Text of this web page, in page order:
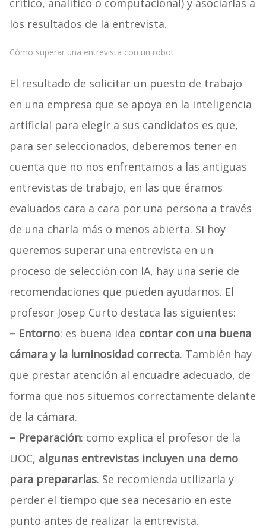
crítico, analítico o computacional) y asociarlas a
los resultados de la entrevista.
Cómo superar una entrevista con un robot
El resultado de solicitar un puesto de trabajo
en una empresa que se apoya en la inteligencia
artificial para elegir a sus candidatos es que,
para ser seleccionados, deberemos tener en
cuenta que no nos enfrentamos a las antiguas
entrevistas de trabajo, en las que éramos
evaluados cara a cara por una persona a través
de una charla más o menos abierta. Si hoy
queremos superar una entrevista en un
proceso de selección con IA, hay una serie de
recomendaciones que pueden ayudarnos. El
profesor Josep Curto destaca las siguientes:
– Entorno: es buena idea contar con una buena
cámara y la luminosidad correcta. También hay
que prestar atención al encuadre adecuado, de
forma que nos situemos correctamente delante
de la cámara.
– Preparación: como explica el profesor de la
UOC, algunas entrevistas incluyen una demo
para prepararlas. Se recomienda utilizarla y
perder el tiempo que sea necesario en este
punto antes de realizar la entrevista.